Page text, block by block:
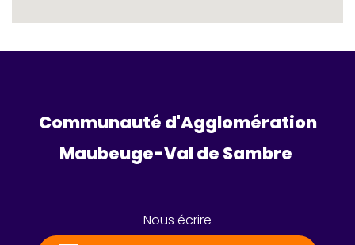
Communauté d'Agglomération
Maubeuge-Val de Sambre
Nous écrire